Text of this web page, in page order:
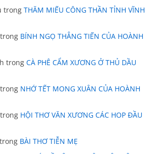
trongTHĂM MIẾU CÔNG THẦN TỈNH VĨNH
trong BÍNH NGỌ THẲNG TIẾN CỦA HOÀNH
trongCÀ PHÊ CẨM XƯƠNG Ở THỦ DẦU
trong NHỚ TẾT MONG XUÂN CỦA HOÀNH
trong HỘI THƠ VĂN XƯƠNG CÁC HOP ĐẦU
trong BÀI THƠ TIỄN MẸ